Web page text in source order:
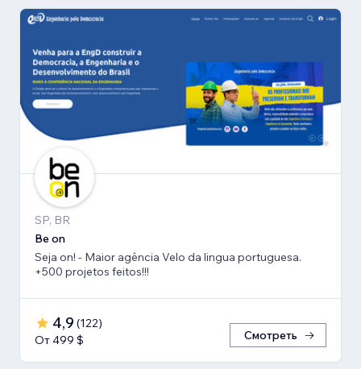
SP, BR
Be on
Seja on! - Maior agência Velo da lingua portuguesa.
+500 projetos feitos!!!
4,9 (122)
От 499 $
Смотреть